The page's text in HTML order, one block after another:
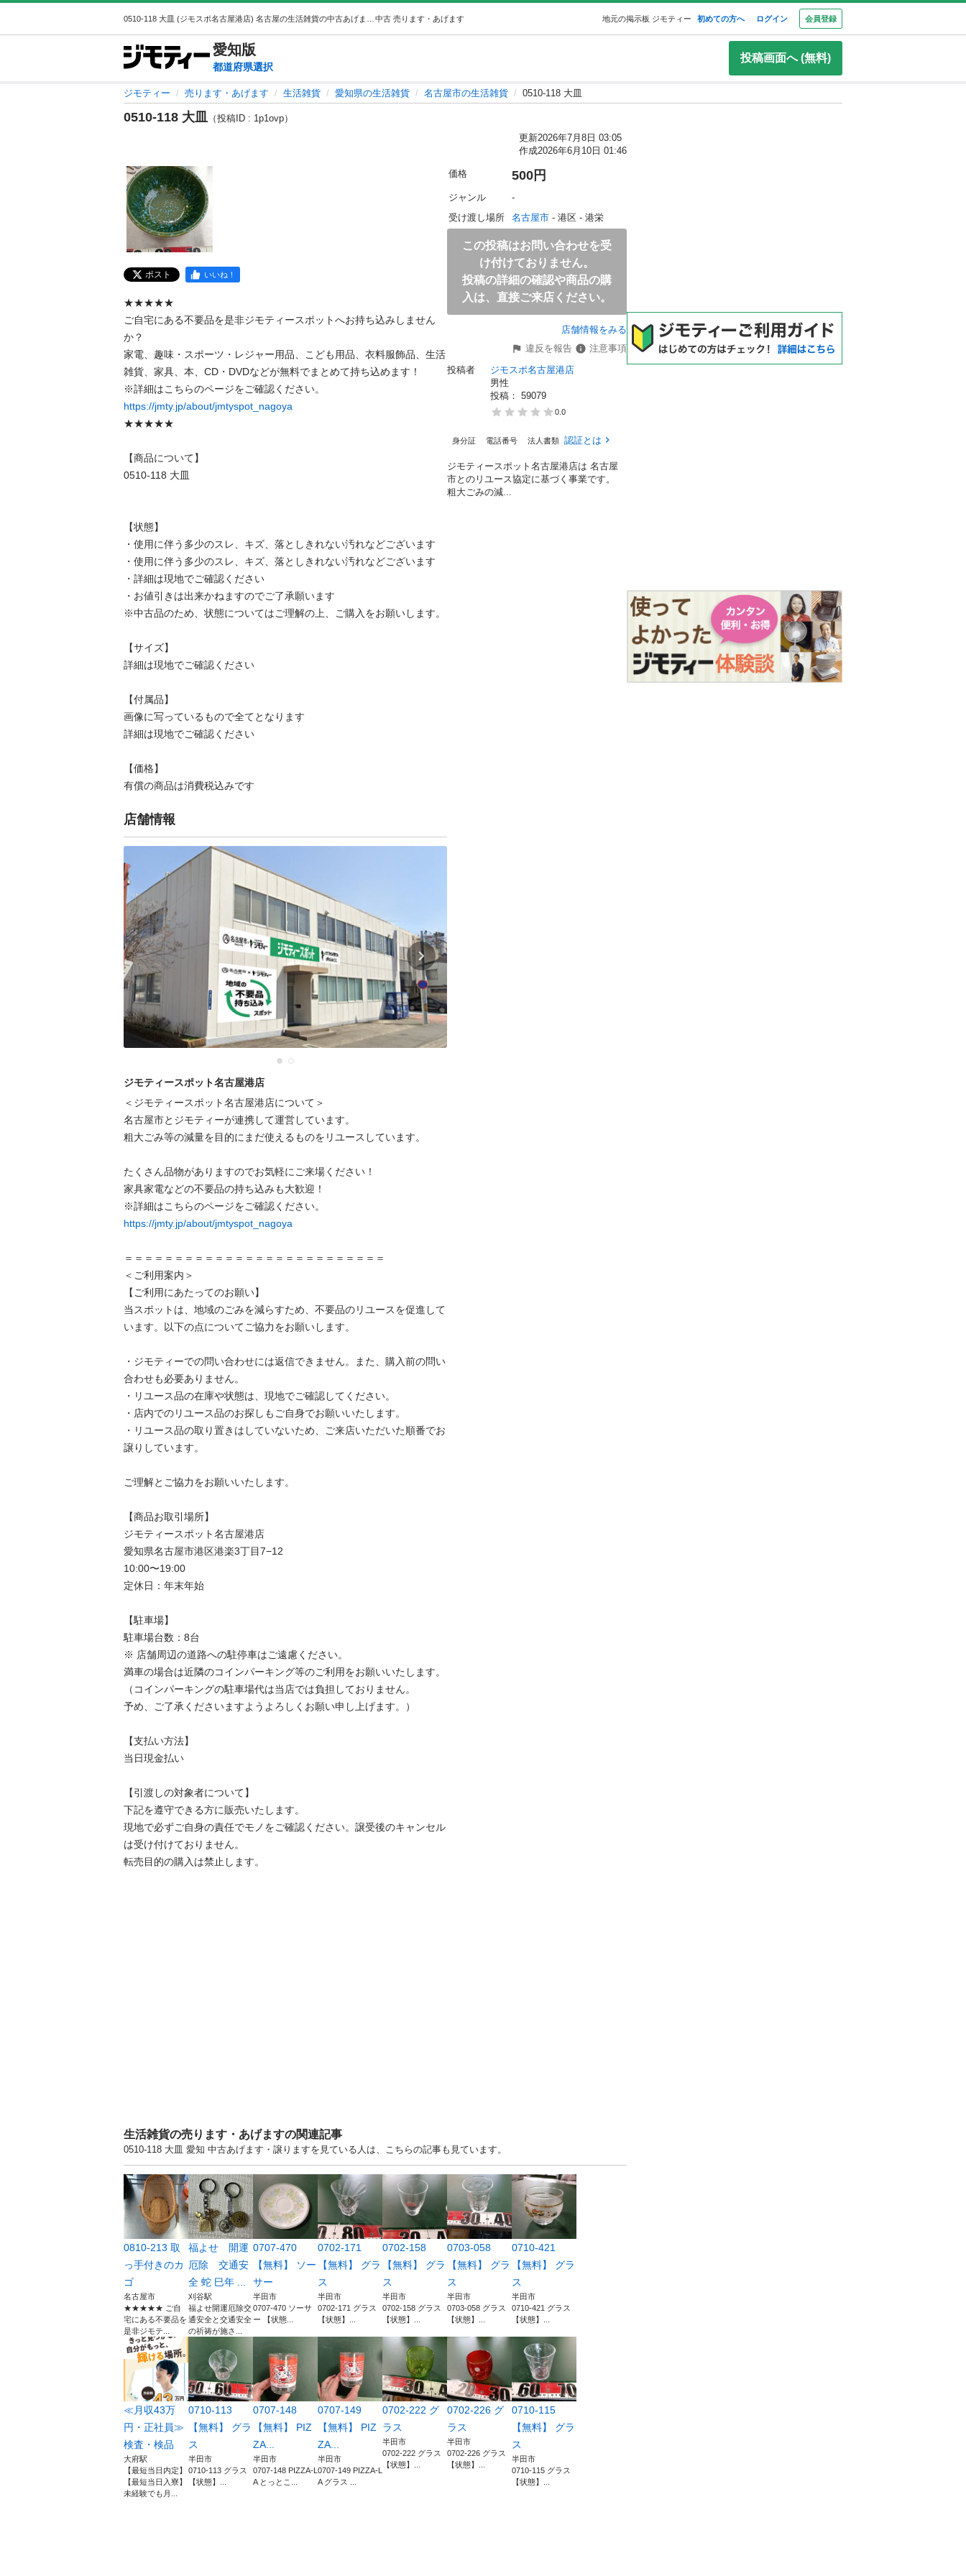
中古 売ります・あげます 地元の掲示板 ジモティー 初めての方へ ログイン 会員登録
愛知版
都道府県選択
投稿画面へ (無料)
ジモティー 売ります・あげます 生活雑貨 愛知県の生活雑貨 名古屋市の生活雑貨 0510-118 大皿
0510-118 大皿 （投稿ID : 1p1ovp）
更新2026年7月8日 03:05
作成2026年6月10日 01:46
ポスト いいね！
★★★★★
ご自宅にある不要品を是非ジモティースポットへお持ち込みしません
か？
家電、趣味・スポーツ・レジャー用品、こども用品、衣料服飾品、生活
雑貨、家具、本、CD・DVDなどが無料でまとめて持ち込めます！
https://jmty.jp/about/jmtyspot_nagoya
★★★★★
【商品について】
0510-118 大皿
【状態】
・使用に伴う多少のスレ、キズ、落としきれない汚れなどございます
・使用に伴う多少のスレ、キズ、落としきれない汚れなどございます
・詳細は現地でご確認ください
・お値引きは出来かねますのでご了承願います
※中古品のため、状態についてはご理解の上、ご購入をお願いします。
【サイズ】
詳細は現地でご確認ください
【付属品】
画像に写っているもので全てとなります
詳細は現地でご確認ください
【価格】
有償の商品は消費税込みです
店舗情報
ジモティースポット名古屋港店
＜ジモティースポット名古屋港店について＞
名古屋市とジモティーが連携して運営しています。
粗⼤ごみ等の減量を⽬的にまだ使えるものをリユースしています。
たくさん品物がありますのでお気軽にご来場ください！
家具家電などの不要品の持ち込みも大歓迎！
https://jmty.jp/about/jmtyspot_nagoya
＝＝＝＝＝＝＝＝＝＝＝＝＝＝＝＝＝＝＝＝＝＝＝＝＝＝
＜ご利用案内＞
【ご利用にあたってのお願い】
当スポットは、地域のごみを減らすため、不要品のリユースを促進して
います。以下の点についてご協力をお願いします。
・ジモティーでの問い合わせには返信できません。また、購入前の問い
合わせも必要ありません。
・リユース品の在庫や状態は、現地でご確認してください。
・店内でのリユース品のお探しもご自身でお願いいたします。
・リユース品の取り置きはしていないため、ご来店いただいた順番でお
譲りしています。
ご理解とご協力をお願いいたします。
【商品お取引場所】
ジモティースポット名古屋港店
愛知県名古屋市港区港楽3丁目7−12
10:00〜19:00
定休日：年末年始
【駐⾞場】
駐車場台数：8台
※ 店舗周辺の道路への駐停車はご遠慮ください。
満車の場合は近隣のコインパーキング等のご利用をお願いいたします。
（コインパーキングの駐車場代は当店では負担しておりません。
予め、ご了承くださいますようよろしくお願い申し上げます。）
【⽀払い⽅法】
当日現金払い
【引渡しの対象者について】
下記を遵守できる⽅に販売いたします。
現地で必ずご⾃⾝の責任でモノをご確認ください。譲受後のキャンセル
は受け付けておりません。
転売⽬的の購⼊は禁⽌します。
価格 500円
ジャンル
-
受け渡し場所
名古屋市 - 港区 - 港栄
この投稿はお問い合わせを受
け付けておりません。
投稿の詳細の確認や商品の購
入は、直接ご来店ください。
店舗情報をみる
違反を報告
注意事項
投稿者
ジモスポ名古屋港店
男性
投稿： 59079
0.0
身分証 電話番号 法人書類 認証とは
ジモティースポット名古屋港店は 名古屋
市とのリユース協定に基づく事業です。
粗⼤ごみの減...
生活雑貨の売ります・あげますの関連記事
0510-118 大皿 愛知 中古あげます・譲りますを見ている人は、こちらの記事も見ています。
0810-213 取
っ手付きのカ
ゴ
名古屋市
★★★★★ ご自
宅にある不要品を
是非ジモテ...
福よせ 開運
厄除 交通安
全 蛇 巳年 ...
刈谷駅
福よせ開運厄除交
通安全と交通安全
の祈祷が施さ...
0707-470
【無料】 ソー
サー
半田市
0707-470 ソーサ
ー 【状態...
0702-171
【無料】 グラ
ス
半田市
0702-171 グラス
【状態】...
0702-158
【無料】 グラ
ス
半田市
0702-158 グラス
【状態】...
0703-058
【無料】 グラ
ス
半田市
0703-058 グラス
【状態】...
0710-421
【無料】 グラ
ス
半田市
0710-421 グラス
【状態】...
≪月収43万
円・正社員≫
検査・検品
大府駅
【最短当日内定】
【最短当日入寮】
未経験でも月...
0710-113
【無料】 グラ
ス
半田市
0710-113 グラス
【状態】...
0707-148
【無料】 PIZ
ZA...
半田市
0707-148 PIZZA-L
A とっとこ...
0707-149
【無料】 PIZ
ZA...
半田市
0707-149 PIZZA-L
A グラス ...
0702-222 グ
ラス
半田市
0702-222 グラス
【状態】...
0702-226 グ
ラス
半田市
0702-226 グラス
【状態】...
0710-115
【無料】 グラ
ス
半田市
0710-115 グラス
【状態】...